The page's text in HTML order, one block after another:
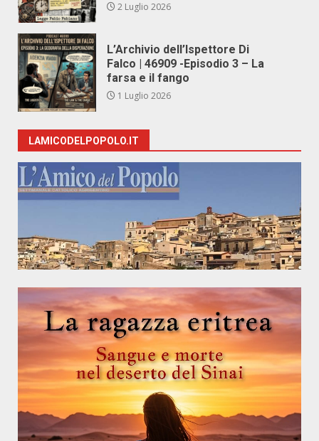
2 Luglio 2026
L’Archivio dell’Ispettore Di
Falco | 46909 -Episodio 3 – La
farsa e il fango
1 Luglio 2026
LAMICODELPOPOLO.IT